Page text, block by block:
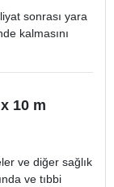
sonrası yara
kalmasını
10 m
ve diğer sağlık
ve tıbbi